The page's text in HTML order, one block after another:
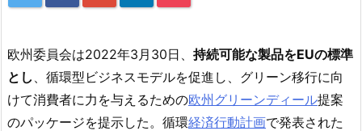
欧州委員会は2022年3月30日、 持続可能な製品をEUの標準
とし 、循環型ビジネスモデルを促進し、グリーン移行に向
けて消費者に力を与えるための欧州グリーンディール提案
のパッケージを提示した。循環経済行動計画で発表された